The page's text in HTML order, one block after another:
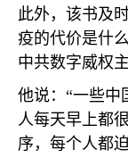
此外，该书及
疫的代价是什
中共数字威权
他说：“一些中
人每天早上都
序，每个人都